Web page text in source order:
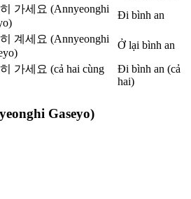
가세요 (Annyeonghi
Đi bình an
계세요 (Annyeonghi
Ở lại bình an
가세요 (cả hai cùng
Đi bình an (cả
hai)
Gaseyo)